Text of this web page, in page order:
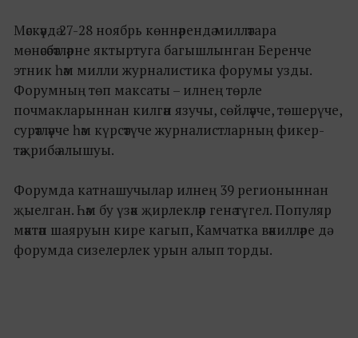
Мәскәүдә 27-28 ноябрь көннәрендә милләтара
мөнәсәбәтләрне яктыртуга багышлынган Беренче
этник һәм милли журналистика форумы узды.
Форумның төп максаты – илнең төрле
почмакларыннан килгән язучы, сөйләүче, төшерүче,
сурәтләүче һәм күрсәтүче журналистларның фикер-
тәҗрибә алышуы.
Форумда катнашучылар илнең 39 регионыннан
җыелган. Һәм бу үзәк җирлекләр генә түгел. Популяр
мәктәп шаяруын кире кагып, Камчатка вәкилләре дә
форумда сизелерлек урын алып торды.